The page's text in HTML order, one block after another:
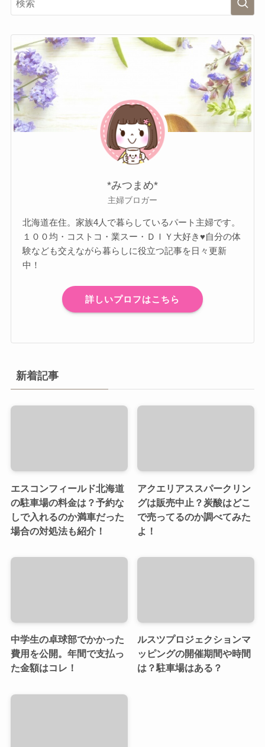
*みつまめ*
主婦ブロガー
北海道在住。家族4人で暮らしているパート主婦です。
１００均・コストコ・業スー・ＤＩＹ大好き♥自分の体
験なども交えながら暮らしに役立つ記事を日々更新
中！
詳しいプロフはこちら
新着記事
エスコンフィールド北海道
の駐車場の料金は？予約な
しで入れるのか満車だった
場合の対処法も紹介！
アクエリアススパークリン
グは販売中止？炭酸はどこ
で売ってるのか調べてみた
よ！
中学生の卓球部でかかった
費用を公開。年間で支払っ
た金額はコレ！
ルスツプロジェクションマ
ッピングの開催期間や時間
は？駐車場はある？